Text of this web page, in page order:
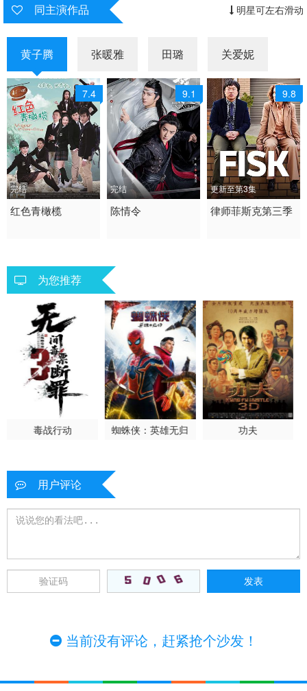
同主演作品 明星可左右滑动
黄子腾 张暖雅 田璐 关爱妮
7.4
完结
2015 / 大陆 / 国语
红色青橄榄
9.1
完结
2019 / 大陆 / 国语
陈情令
9.8
更新至第3集
2024 / 其它 / 英语
律师菲斯克第三季
为您推荐
毒战行动 蜘蛛侠：英雄无归 功夫
用户评论
当前没有评论，赶紧抢个沙发！